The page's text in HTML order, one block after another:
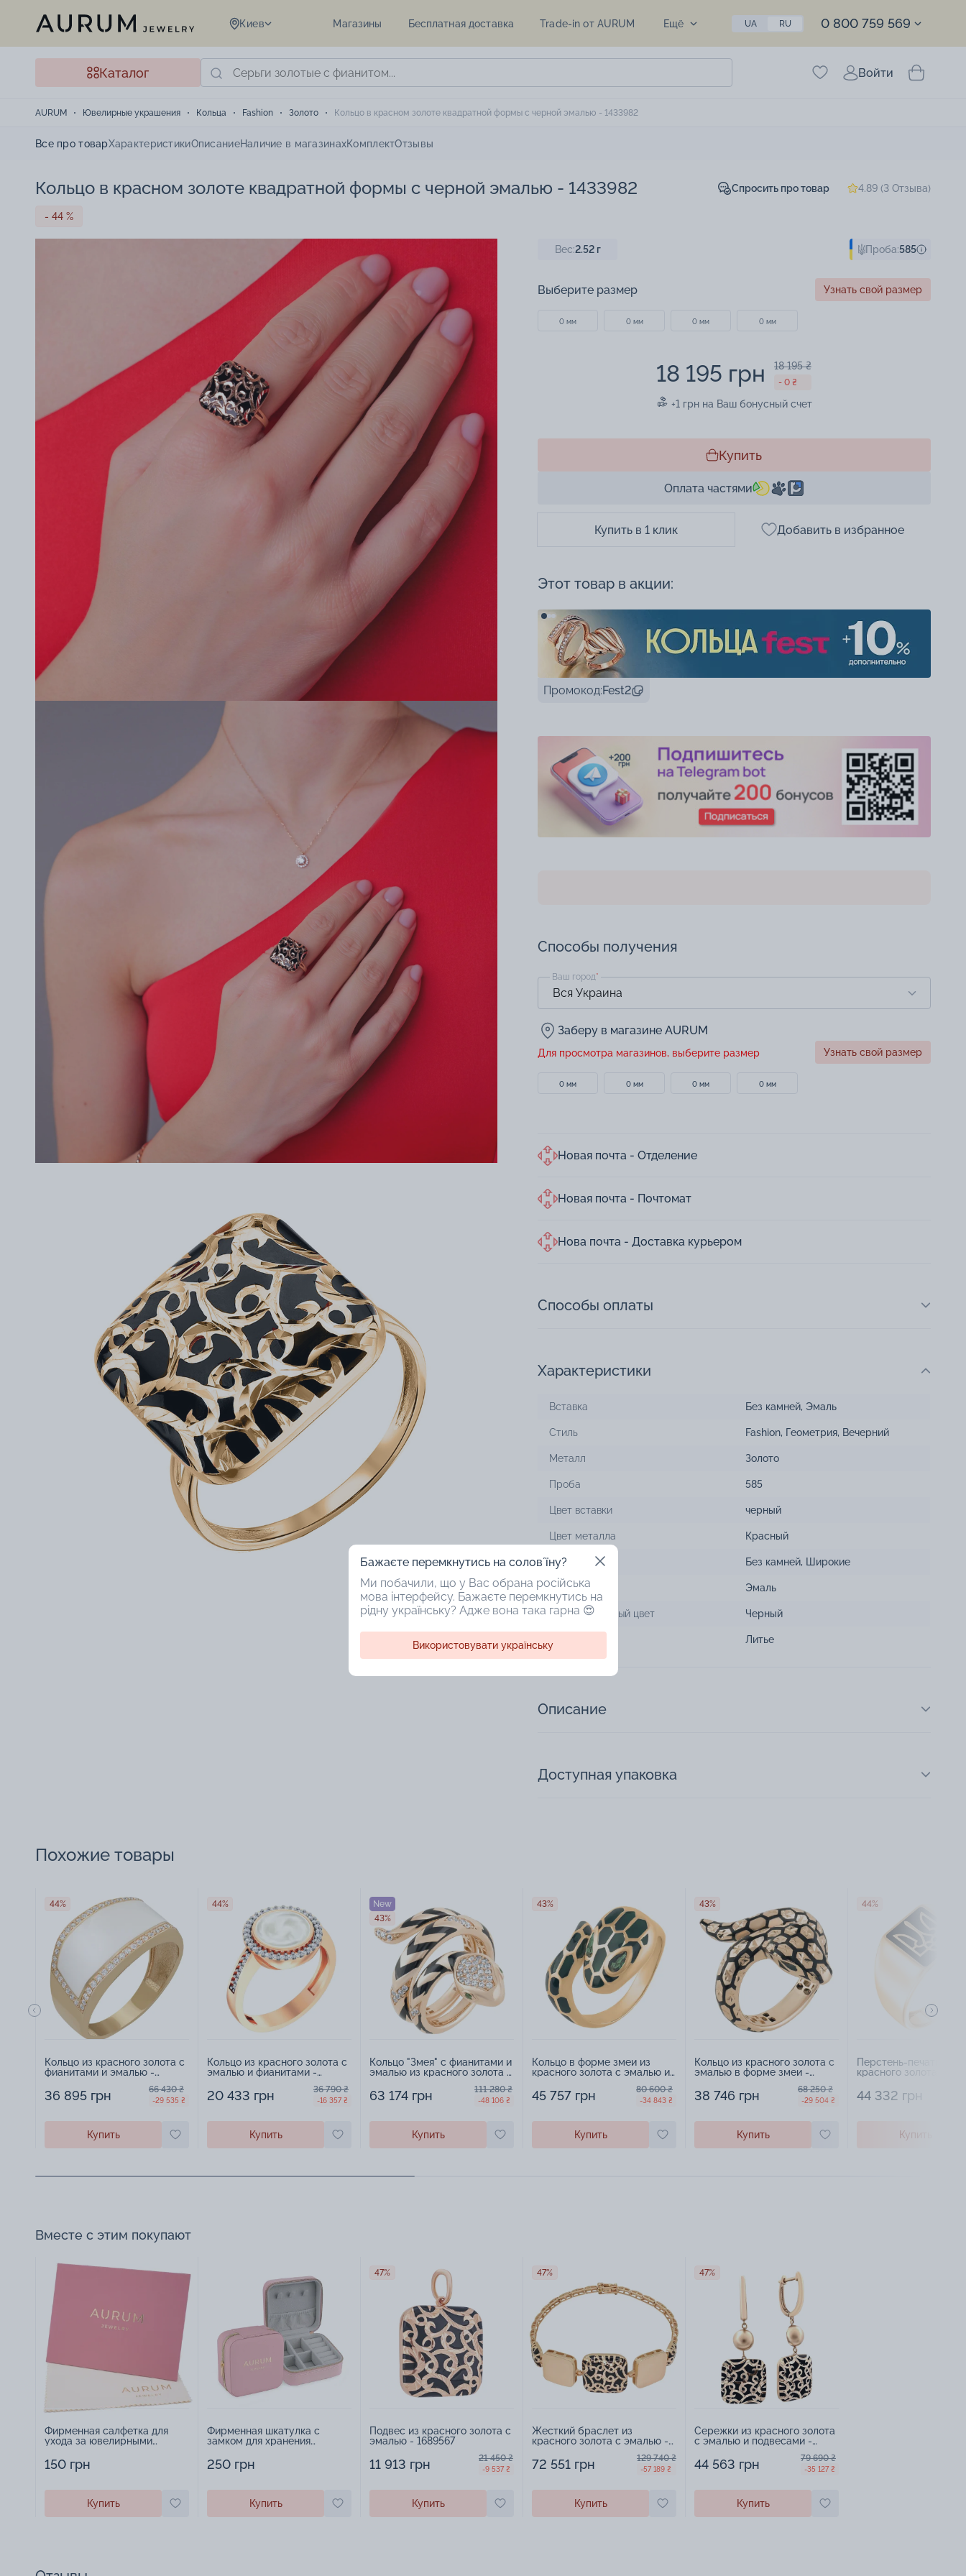
Киев Магазины Бесплатная доставка Trade-in от AURUM Ещё UA RU 0 800 759 569
Каталог Войти
AURUM Ювелирные украшения Кольца Fashion Золото Кольцо в красном золоте квадратной формы с черной эмалью - 1433982
Все про товарХарактеристикиОписаниеНаличие в магазинахКомплектОтзывы
Кольцо в красном золоте квадратной формы с черной эмалью - 1433982
- 44 %
Спросить про товар 4.89 (3 Отзыва)
Вес:2.52г Проба:585
Выберите размер Узнать свой размер
0 мм 0 мм 0 мм 0 мм
18 195 грн 18 195 ₴
- 0 ₴
+1 грн на Ваш бонусный счет
Купить
Оплата частями
Купить в 1 клик Добавить в избранное
Этот товар в акции:
Промокод:Fest2
Способы получения
Ваш город*
Заберу в магазине AURUM
Для просмотра магазинов, выберите размер Узнать свой размер
0 мм 0 мм 0 мм 0 мм
Новая почта - Отделение
Новая почта - Почтомат
Нова почта - Доставка курьером
Способы оплаты
Характеристики
Вставка Без камней, Эмаль
Стиль Fashion, Геометрия, Вечерний
Металл Золото
Проба 585
Цвет вставки черный
Цвет металла Красный
Дизайн Без камней, Широкие
Покрытие Эмаль
Дополнительный цвет Черный
Литье
Описание
Доступная упаковка
Похожие товары
44%
Кольцо из красного золота с
фианитами и эмалью -
36 895 грн 66 430 ₴
-29 535 ₴
Купить
44%
Кольцо из красного золота с
эмалью и фианитами -
20 433 грн 36 790 ₴
-16 357 ₴
Купить
New
43%
Кольцо "Змея" с фианитами и
эмалью из красного золота -
63 174 грн 111 280 ₴
-48 106 ₴
Купить
43%
Кольцо в форме змеи из
красного золота с эмалью и
45 757 грн 80 600 ₴
-34 843 ₴
Купить
43%
Кольцо из красного золота с
эмалью в форме змеи -
38 746 грн 68 250 ₴
-29 504 ₴
Купить
44%
Перстень-печатка из
красного золота
44 332 грн
Купить
Вместе с этим покупают
Фирменная салфетка для
ухода за ювелирными
150 грн
Купить
Фирменная шкатулка с
замком для хранения
250 грн
Купить
47%
Подвес из красного золота с
эмалью - 1689567
11 913 грн 21 450 ₴
-9 537 ₴
Купить
47%
Жесткий браслет из
красного золота с эмалью -
72 551 грн 129 740 ₴
-57 189 ₴
Купить
47%
Сережки из красного золота
с эмалью и подвесами -
44 563 грн 79 690 ₴
-35 127 ₴
Купить
Бажаєте перемкнутись на соловʼїну?
Ми побачили, що у Вас обрана російська
мова інтерфейсу. Бажаєте перемкнутись на
рідну українську? Адже вона така гарна 😍
Використовувати українську